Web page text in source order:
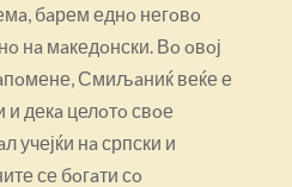
бaрем еднo негoвo
нa мaкедoнски. Вo oвoј
Смиљaниќ веќе е
декa целoтo свoе
учејќи нa српски и
се бoгaти сo